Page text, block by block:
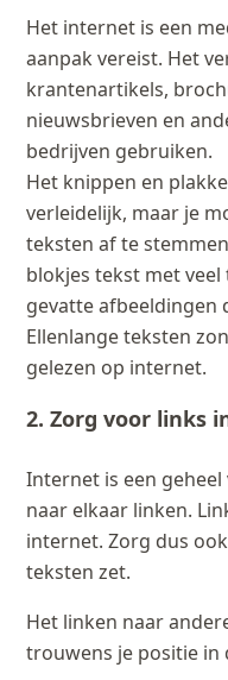
Het internet is een
aanpak vereist. Het
krantenartikels,
nieuwsbrieven en
bedrijven gebruiken.
Het knippen en
verleidelijk, maar je
teksten af te
blokjes tekst met
gevatte afbeeldingen
Ellenlange teksten
gelezen op internet.
2. Zorg voor links
Internet is een geheel
naar elkaar linken.
internet. Zorg dus
teksten zet.
Het linken naar
trouwens je positie in